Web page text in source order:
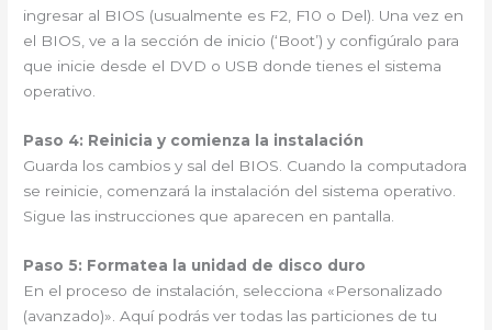
ingresar al BIOS (usualmente es F2, F10 o Del). Una vez en
el BIOS, ve a la sección de inicio (‘Boot’) y configúralo para
que inicie desde el DVD o USB donde tienes el sistema
operativo.
Paso 4: Reinicia y comienza la instalación
Guarda los cambios y sal del BIOS. Cuando la computadora
se reinicie, comenzará la instalación del sistema operativo.
Sigue las instrucciones que aparecen en pantalla.
Paso 5: Formatea la unidad de disco duro
En el proceso de instalación, selecciona «Personalizado
(avanzado)». Aquí podrás ver todas las particiones de tu